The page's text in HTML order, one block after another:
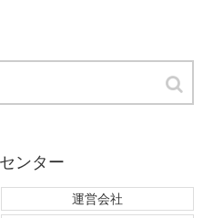
ンター
運営会社